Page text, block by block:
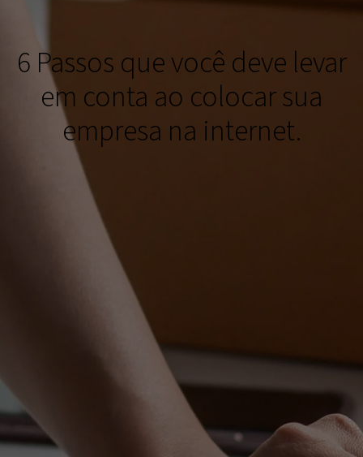
6 Passos que você deve levar
em conta ao colocar sua
empresa na internet.